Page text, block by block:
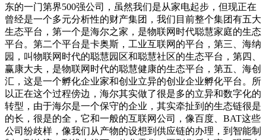
东的一门第界500强公司，虽然我们是从家电起步，但现正在
曾经是一个多元分析性的财产集团，我们目前整个集团有五大
生态平台，第一个是海尔之家，是物联网时代聪慧家庭的生态
平台。第二个平台是卡奥斯，工业互联网的平台，第三、海纳
园，叫物联网时代的聪慧园区和聪慧社区的生态平台，第四、
赢康大夫，是物联网时代的聪慧健康的生态平台，第五、海创
汇，这是一个孵化企业家和创业立异的创业企业孵化平台。所
以正在这个过程傍边，海尔其实做了很是多的立异和数字化的
转型，由于海尔是一个保守的企业，其实牵扯到的生态链很是
的长，很是的全，它和一般的互联网公司，像百度、BAT这些
公司纷歧样，像我们从产物的设想到供应链的办理，到智能制